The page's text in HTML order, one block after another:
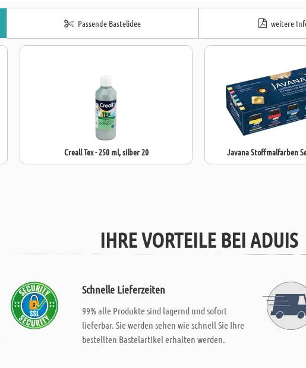
Passende Bastelidee weitere
Creall Tex - 250 ml, silber 20 Javana Stoffmalfarben
IHRE VORTEILE BEI ADUIS
Schnelle Lieferzeiten
99% alle Produkte sind lagernd und sofort
lieferbar. Sie werden sehen wie schnell Sie Ihre
bestellten Bastelartikel erhalten werden.